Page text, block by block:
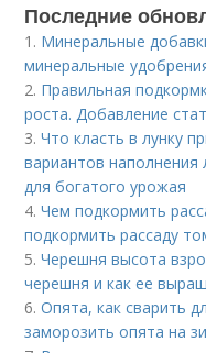
Последние
1. Минеральные
минеральные
2. Правильная
роста. Добавление
3.Что класть в лунку
вариантов наполнения
для богатого урожая
4.Чем подкормить
подкормить рассаду
5.Черешня высота
черешня и как ее
6.Опята, как сварить
заморозить опята на